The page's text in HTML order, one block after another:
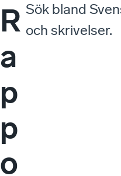
R
a
p
p
o
Sök bland
och skrivelser.